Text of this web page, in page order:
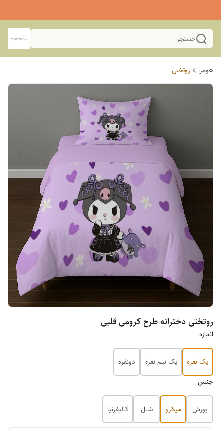
جستجو
هومرا روتختی
روتختی دخترانه طرح کرومی قلبی
اندازه
یک نفره یک نیم نفره
دونفره
جنس
پورش میکرو شنل کالیفرنیا